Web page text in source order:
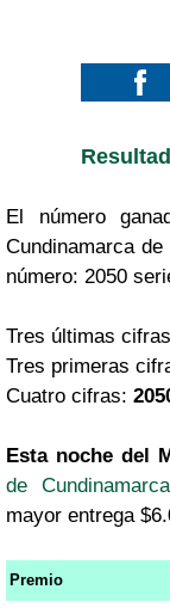
El número
Cundinamarca
número: 2050
Tres últimas
Tres primeras
Cuatro cifras:
Esta noche del
de Cundinamarca
mayor entrega
Premio